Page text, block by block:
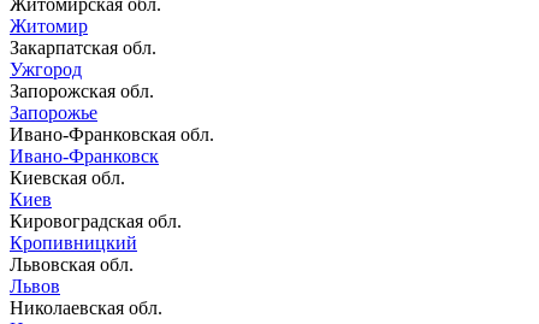
Житомир
Закарпатская обл.
Ужгород
Запорожская обл.
Запорожье
Ивано-Франковская обл.
Ивано-Франковск
Киевская обл.
Киев
Кировоградская обл.
Кропивницкий
Львовская обл.
Львов
Николаевская обл.